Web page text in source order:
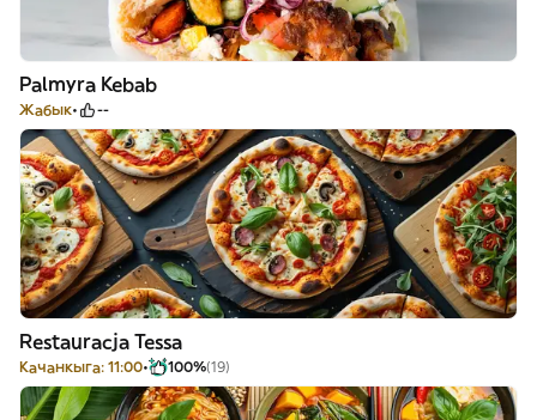
Palmyra Kebab
Жабык --
Restauracja Tessa
Качанкыга: 11:00 100%(19)